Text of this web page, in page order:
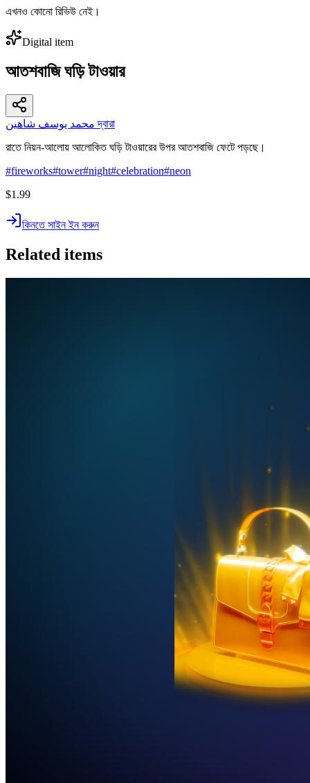
এখনও কোনো রিভিউ নেই।
Digital item
আতশবাজি ঘড়ি টাওয়ার
محمد يوسف شاهين দ্বারা
রাতে নিয়ন-আলোয় আলোকিত ঘড়ি টাওয়ারের উপর আতশবাজি ফেটে পড়ছে।
#fireworks#tower#night#celebration#neon
$1.99
কিনতে সাইন ইন করুন
Related items